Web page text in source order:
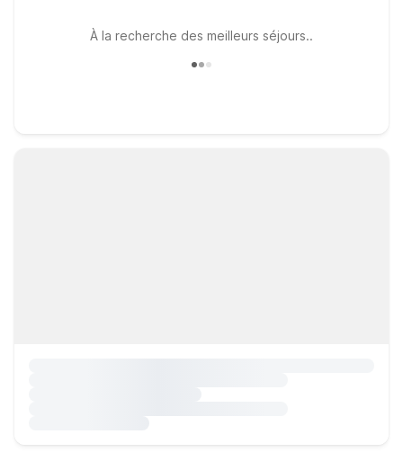
À la recherche des meilleurs séjours..